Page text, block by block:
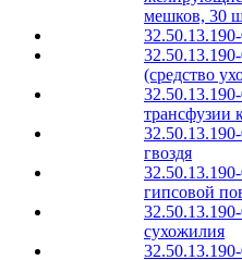
мешков, 30
(средство
трансфузии
гвоздя
гипсовой
сухожилия